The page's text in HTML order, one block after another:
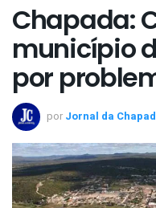
Chapada:
município
por
por Jornal da